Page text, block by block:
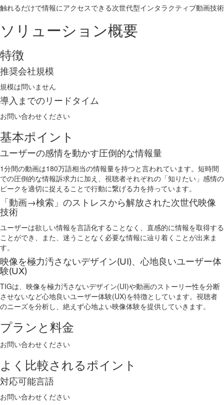
触れるだけで情報にアクセスできる次世代型インタラクティブ動画技術
ソリューション概要
特徴
推奨会社規模
規模は問いません
導入までのリードタイム
お問い合わせください
基本ポイント
ユーザーの感情を動かす圧倒的な情報量
1分間の動画は180万語相当の情報量を持つと言われています。短時間
での圧倒的な情報訴求力に加え、視聴者それぞれの「知りたい」感情の
ピークを適切に捉えることで行動に繋げる力を持っています。
「動画→検索」のストレスから解放された次世代映像
技術
ユーザーは欲しい情報を言語化することなく、直感的に情報を取得する
ことができ、また、迷うことなく必要な情報に辿り着くことが出来ま
す。
映像を極力汚さないデザイン(UI)、心地良いユーザー体
験(UX)
TIGは、映像を極力汚さないデザイン(UI)や動画のストーリー性を分断
させないなど心地良いユーザー体験(UX)を特徴としています。視聴者
のニーズを分析し、絶えず心地よい映像体験を提供していきます。
プランと料金
お問い合わせください
よく比較されるポイント
対応可能言語
お問い合わせください